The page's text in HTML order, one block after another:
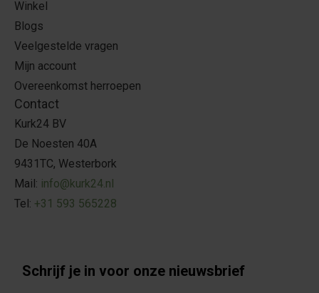
Winkel
Blogs
Veelgestelde vragen
Mijn account
Overeenkomst herroepen
Contact
Kurk24 BV
De Noesten 40A
9431TC, Westerbork
Mail: info@kurk24.nl
Tel: +31 593 565228
Schrijf je in voor onze nieuwsbrief